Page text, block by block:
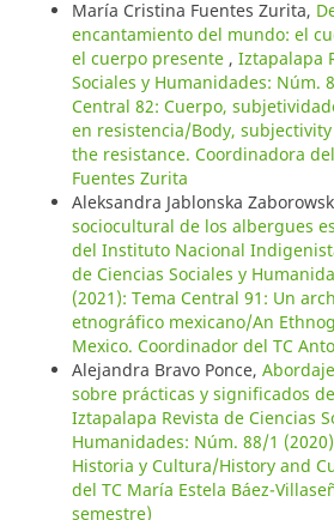
María Cristina Fuentes Zurita,
encantamiento del mundo: el
el cuerpo presente , Iztapalapa
Sociales y Humanidades: Núm.
Central 82: Cuerpo,
en resistencia/Body,
the resistance. Coordinadora
Fuentes Zurita
Aleksandra Jablonska
sociocultural de los albergues
del Instituto Nacional
de Ciencias Sociales y
(2021): Tema Central 91: Un
etnográfico mexicano/An
Mexico. Coordinador del TC
Alejandra Bravo Ponce,
sobre prácticas y significados
Iztapalapa Revista de Ciencias
Humanidades: Núm. 88/1
Historia y Cultura/History and
del TC María Estela Báez-
semestre)